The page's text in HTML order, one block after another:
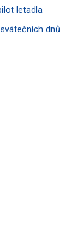
letadla
dnů